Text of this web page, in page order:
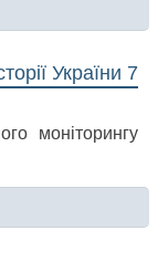
України 7
моніторингу